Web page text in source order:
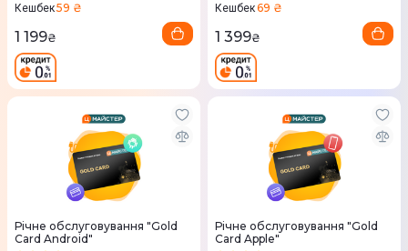
Кешбек59 ₴
1 199₴
Кешбек69 ₴
1 399₴
Річне обслуговування "Gold
Card Android"
Річне обслуговування "Gold
Card Apple"